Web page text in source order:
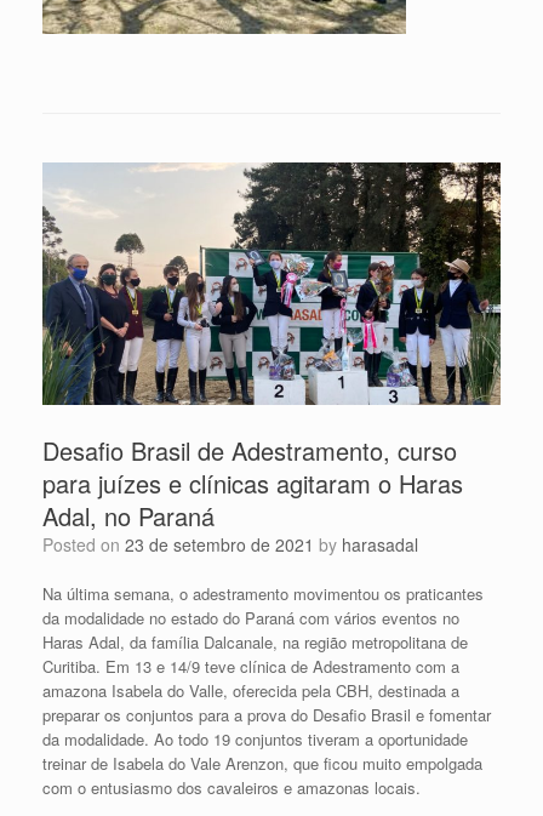
Desafio Brasil de Adestramento, curso
para juízes e clínicas agitaram o Haras
Adal, no Paraná
Posted on 23 de setembro de 2021 by harasadal
Na última semana, o adestramento movimentou os praticantes
da modalidade no estado do Paraná com vários eventos no
Haras Adal, da família Dalcanale, na região metropolitana de
Curitiba. Em 13 e 14/9 teve clínica de Adestramento com a
amazona Isabela do Valle, oferecida pela CBH, destinada a
preparar os conjuntos para a prova do Desafio Brasil e fomentar
da modalidade. Ao todo 19 conjuntos tiveram a oportunidade
treinar de Isabela do Vale Arenzon, que ficou muito empolgada
com o entusiasmo dos cavaleiros e amazonas locais.